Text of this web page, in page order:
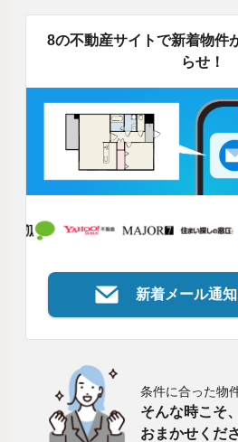
8の不動産サイトで新着物件
らせ！
新着メール通
条件に合った物
そんな時こそ
おまかせくだ